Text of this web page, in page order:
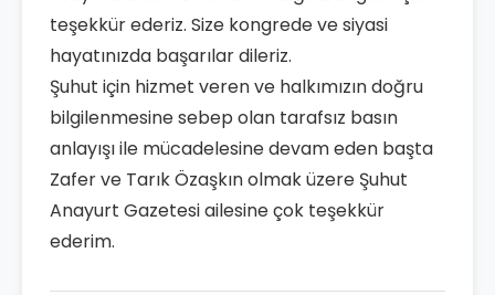
teşekkür ederiz. Size kongrede ve siyasi
hayatınızda başarılar dileriz.
Şuhut için hizmet veren ve halkımızın doğru
bilgilenmesine sebep olan tarafsız basın
anlayışı ile mücadelesine devam eden başta
Zafer ve Tarık Özaşkın olmak üzere Şuhut
Anayurt Gazetesi ailesine çok teşekkür
ederim.